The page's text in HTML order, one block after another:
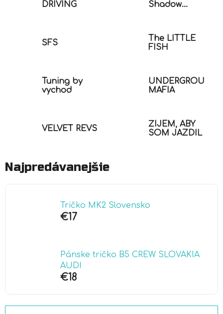
DRIVING
Shadow
ŠFS
The LITTLE
FISH
Tuning by
vychod
UNDERGROUND
MAFIA
VELVET REVS
ŽIJEM, ABY
SOM JAZDIL
Najpredávanejšie
Tričko MK2 Slovensko
€17
Pánske tričko B5 CREW SLOVAKIA
AUDI
€18